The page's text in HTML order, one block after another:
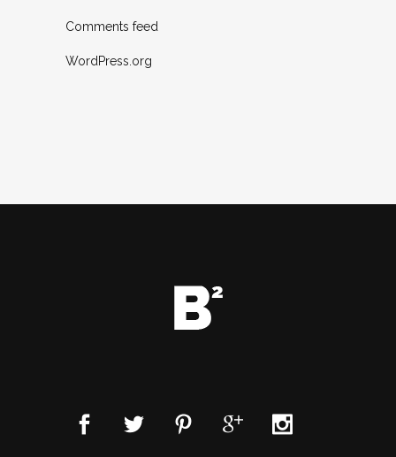
Comments feed
WordPress.org